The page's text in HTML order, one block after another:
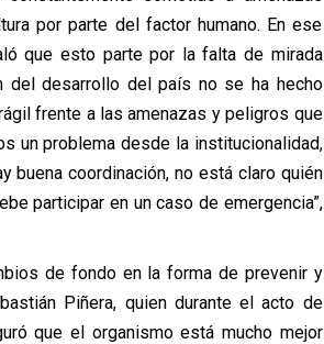
por parte del factor humano. En ese
que esto parte por la falta de mirada
del desarrollo del país no se ha hecho
frente a las amenazas y peligros que
un problema desde la institucionalidad,
buena coordinación, no está claro quién
participar en un caso de emergencia”,
de fondo en la forma de prevenir y
Piñera, quien durante el acto de
que el organismo está mucho mejor